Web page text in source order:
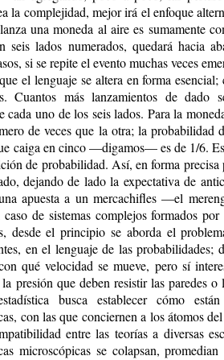
la complejidad, mejor irá el enfoque
una moneda al aire es sumamente
lados numerados, quedará hacia
si se repite el evento muchas veces
el lenguaje se altera en forma
Cuantos más lanzamientos de dado
cada uno de los seis lados. Para la
de veces que la otra; la probabilidad
caiga en cinco —digamos— es de 1/6.
de probabilidad. Así, en forma
dejando de lado la expectativa de
apuesta a un mercachifles —el
de sistemas complejos formados
desde el principio se aborda el
en el lenguaje de las probabilidades;
qué velocidad se mueve, pero sí
presión que deben resistir las paredes
busca establecer cómo
con las que conciernen a los átomos
entre las teorías a diversas
microscópicas se colapsan,